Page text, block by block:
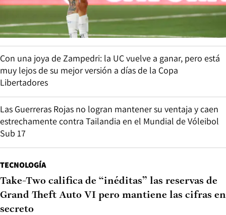
Con una joya de Zampedri: la UC vuelve a ganar, pero está
muy lejos de su mejor versión a días de la Copa
Libertadores
Las Guerreras Rojas no logran mantener su ventaja y caen
estrechamente contra Tailandia en el Mundial de Vóleibol
Sub 17
TECNOLOGÍA
Take-Two califica de “inéditas” las reservas de
Grand Theft Auto VI pero mantiene las cifras en
secreto